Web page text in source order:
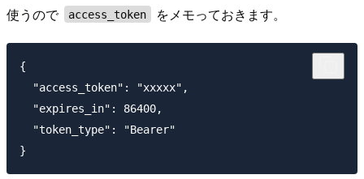
使うので
access_token をメモっておきます。
{
  "access_token": "xxxxx",
  "expires_in": 86400,
  "token_type": "Bearer"